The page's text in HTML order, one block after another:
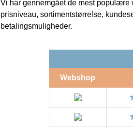
Vi har gennemgået de mest populære
prisniveau, sortimentstørrelse,
betalingsmuligheder.
Webshop